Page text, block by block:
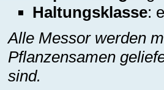
Haltungsklasse:
Alle Messor werden
Pflanzensamen
sind.